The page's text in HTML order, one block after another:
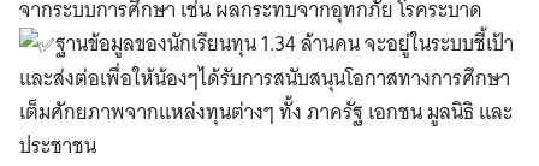
จากระบบการศึกษา เช่น ผลกระทบจากอุทกภัย โรคระบาด
ฐานข้อมูลของนักเรียนทุน 1.34 ล้านคน จะอยู่ในระบบชี้เป้า
และส่งต่อเพื่อให้น้องๆได้รับการสนับสนุนโอกาสทางการศึกษา
เต็มศักยภาพจากแหล่งทุนต่างๆ ทั้ง ภาครัฐ เอกชน มูลนิธิ และ
ประชาชน